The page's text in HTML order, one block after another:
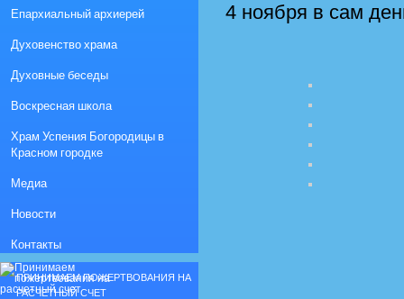
4 ноября в сам
Епархиальный архиерей
Духовенство храма
Духовные беседы
Воскресная школа
Храм Успения Богородицы в
Красном городке
Медиа
Новости
Контакты
ПРИНИМАЕМ ПОЖЕРТВОВАНИЯ НА
РАСЧЕТНЫЙ СЧЕТ